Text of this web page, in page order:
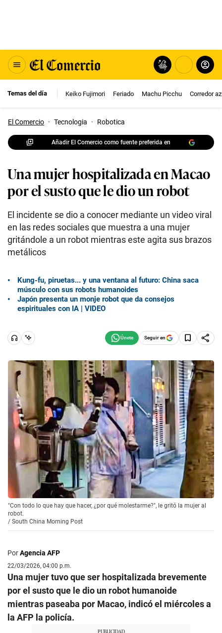
Temas del día Keiko Fujimori Feriado Machu Picchu Corredor
El Comercio · Tecnologia · Robotica
Añadir El Comercio como fuente preferida en
Una mujer hospitalizada en Macao
por el susto que le dio un robot
El incidente se dio a conocer mediante un video viral
en las redes sociales que muestra a una mujer
gritándole a un robot mientras este agita sus brazos
metálicos
Kung-fu, piruetas... y una ventana al futuro: China saca
músculo con sus robots humanoides
Japón presenta un monje robot que da consejos
espirituales con IA | VIDEO
Seguir en
"Con todo lo que hay que hacer, ¿por qué molestarme?", le gritó la mujer al
robot.
/ South China Morning Post
PorAgencia AFP
22/03/2026, 04:00 p.m.
Una mujer tuvo que ser hospitalizada brevemente
por el susto que le dio un robot humanoide
mientras paseaba por Macao, indicó el miércoles a
la AFP la policía.